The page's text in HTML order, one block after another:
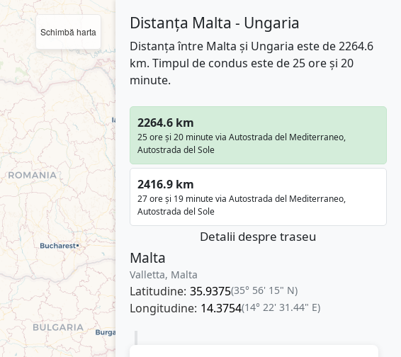
Schimbă harta Distanța Malta - Ungaria
Distanța între Malta și Ungaria este de 2264.6
km. Timpul de condus este de 25 ore și 20
minute.
2264.6 km
25 ore și 20 minute via Autostrada del Mediterraneo,
Autostrada del Sole
2416.9 km
27 ore și 19 minute via Autostrada del Mediterraneo,
Autostrada del Sole
Detalii despre traseu
Malta
Valletta, Malta
Latitudine: 35.9375(35° 56' 15" N)
Longitudine: 14.3754(14° 22' 31.44" E)